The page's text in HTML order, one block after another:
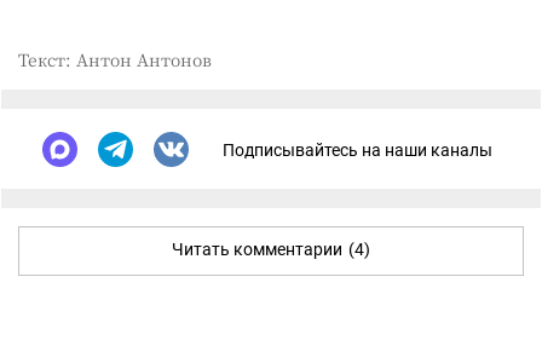
Текст: Антон Антонов
Подписывайтесь на наши каналы
Читать комментарии (4)